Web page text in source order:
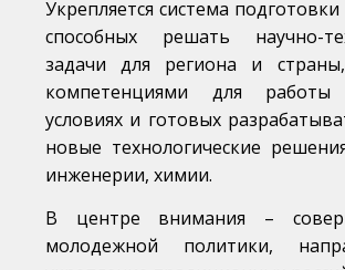
Укрепляется система
способных решать научно-
задачи для региона и
компетенциями для
условиях и готовых
новые технологические
инженерии, химии.
В центре внимания –
молодежной политики,